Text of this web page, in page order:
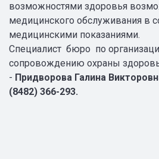
возможностями здоровья
медицинского обслуживания в
медицинскими показаниями.
Специалист бюро по
сопровождению охраны
- Придворова Галина
(8482) 366-293.